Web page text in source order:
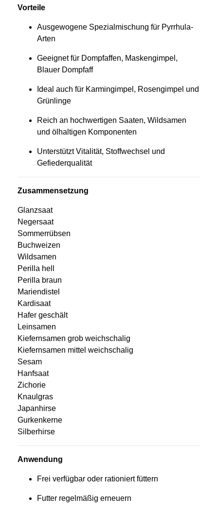
Vorteile
Ausgewogene Spezialmischung für Pyrrhula-
Arten
Geeignet für Dompfaffen, Maskengimpel,
Blauer Dompfaff
Ideal auch für Karmingimpel, Rosengimpel und
Grünlinge
Reich an hochwertigen Saaten, Wildsamen
und ölhaltigen Komponenten
Unterstützt Vitalität, Stoffwechsel und
Gefiederqualität
Zusammensetzung
Glanzsaat
Negersaat
Sommerrübsen
Buchweizen
Wildsamen
Perilla hell
Perilla braun
Mariendistel
Kardisaat
Hafer geschält
Leinsamen
Kiefernsamen grob weichschalig
Kiefernsamen mittel weichschalig
Sesam
Hanfsaat
Zichorie
Knaulgras
Japanhirse
Gurkenkerne
Silberhirse
Anwendung
Frei verfügbar oder rationiert füttern
Futter regelmäßig erneuern